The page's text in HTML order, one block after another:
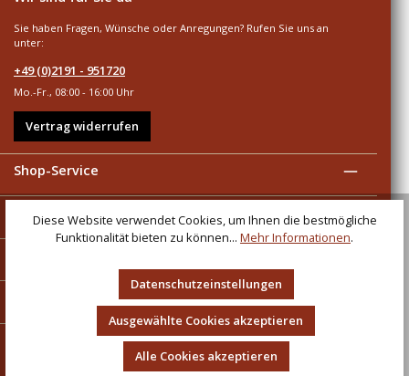
Sie haben Fragen, Wünsche oder Anregungen? Rufen Sie uns an
unter:
+49 (0)2191 - 951720
Mo.-Fr., 08:00 - 16:00 Uhr
Vertrag widerrufen
Shop-Service
Informationen
Sicher und umweltbewusst einkaufen
Diese Website verwendet Cookies, um Ihnen die bestmögliche
Funktionalität bieten zu können... Mehr Informationen.
Datenschutzeinstellungen
Ausgewählte Cookies akzeptieren
Alle Cookies akzeptieren